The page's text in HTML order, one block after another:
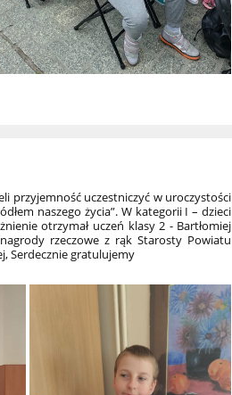
przyjemność uczestniczyć w uroczystości
naszego życia”. W kategorii I – dzieci
otrzymał uczeń klasy 2 - Bartłomiej
rzeczowe z rąk Starosty Powiatu
Serdecznie gratulujemy